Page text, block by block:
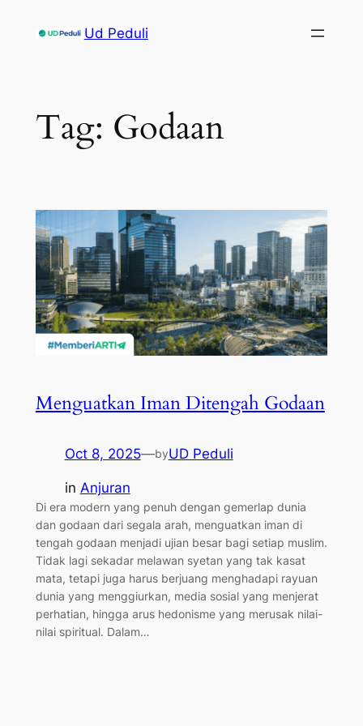
Ud Peduli
Tag: Godaan
Menguatkan Iman Ditengah Godaan
Oct 8, 2025—byUD Peduli
in Anjuran
Di era modern yang penuh dengan gemerlap dunia
dan godaan dari segala arah, menguatkan iman di
tengah godaan menjadi ujian besar bagi setiap muslim.
Tidak lagi sekadar melawan syetan yang tak kasat
mata, tetapi juga harus berjuang menghadapi rayuan
dunia yang menggiurkan, media sosial yang menjerat
perhatian, hingga arus hedonisme yang merusak nilai-
nilai spiritual. Dalam…